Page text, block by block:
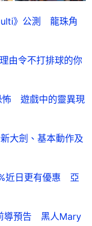
》公測 龍珠角
由令不打排球的你
怖 遊戲中的靈異現
大劍、基本動作及
近日更有優惠 亞
導預告 黑人Mary